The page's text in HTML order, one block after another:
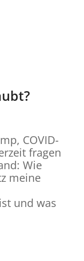
COVID-
fragen
Wie
meine
und was